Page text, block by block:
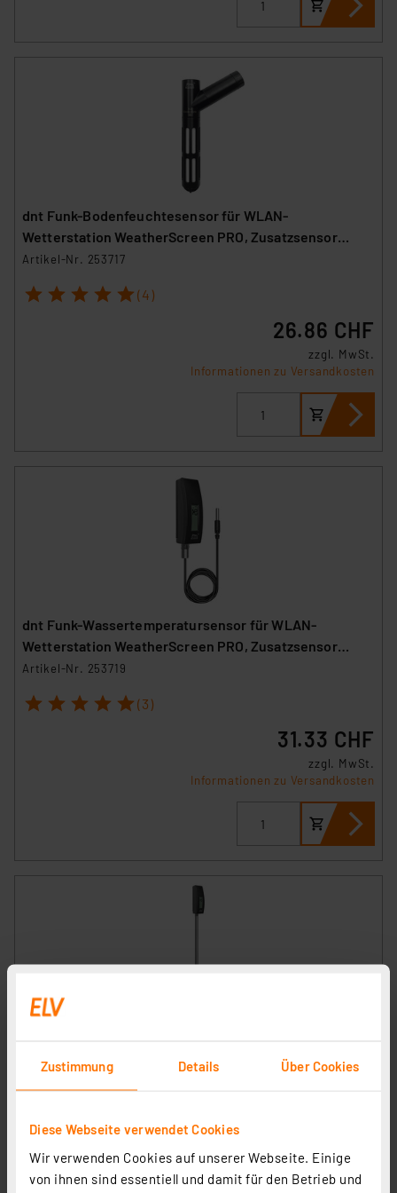
Zustimmung Details Über Cookies
Diese Webseite verwendet Cookies
Wir verwenden Cookies auf unserer Webseite. Einige
von ihnen sind essentiell und damit für den Betrieb und
dnt Funk-Bodenfeuchtesensor für WLAN-
Wetterstation WeatherScreen PRO, Zusatzsensor
DNT000019
Artikel-Nr. 253717
1 2 3 4 5 (4)
26.86 CHF
zzgl. MwSt.
Informationen zu Versandkosten
dnt Funk-Wassertemperatursensor für WLAN-
Wetterstation WeatherScreen PRO, Zusatzsensor
DNT000021
Artikel-Nr. 253719
1 2 3 4 5 (3)
31.33 CHF
zzgl. MwSt.
Informationen zu Versandkosten
Wetterstation WeatherScreen PRO, Zusatzsensor
DNT000020
Artikel-Nr. 253718
35.81 CHF
zzgl. MwSt.